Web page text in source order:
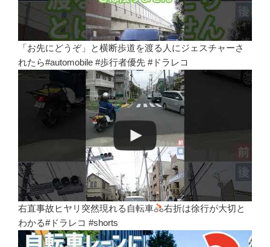
「お先にどうぞ」と横断歩道を渡る人にジェスチャーさ
れたら#automobile #歩行者優先 #ドラレコ
右直事故ヒヤリ突然現れる自転車
右折は徐行が大切と
わかる#ドラレコ #shorts